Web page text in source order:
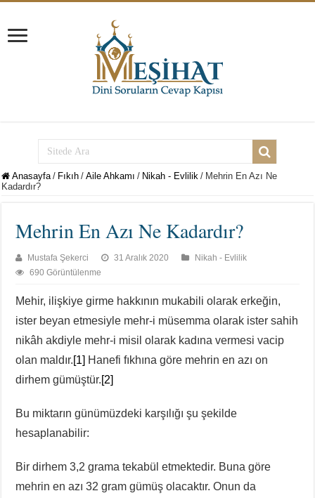
Anasayfa / Fıkıh / Aile Ahkamı / Nikah - Evlilik / Mehrin En Azı Ne
Kadardır?
Mehrin En Azı Ne Kadardır?
Mustafa Şekerci 31 Aralık 2020
Nikah - Evlilik
690 Görüntülenme
Mehir, ilişkiye girme hakkının mukabili olarak erkeğin,
ister beyan etmesiyle mehr-i müsemma olarak ister sahih
nikâh akdiyle mehr-i misil olarak kadına vermesi vacip
olan maldır.[1] Hanefi fıkhına göre mehrin en azı on
dirhem gümüştür.[2]
Bu miktarın günümüzdeki karşılığı şu şekilde
hesaplanabilir:
Bir dirhem 3,2 grama tekabül etmektedir. Buna göre
mehrin en azı 32 gram gümüş olacaktır. Onun da